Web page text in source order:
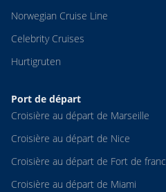
Norwegian Cruise Line
Celebrity Cruises
Hurtigruten
Port de départ
Croisière au départ de Marseille
Croisière au départ de Nice
Croisière au départ de Fort de
Croisière au départ de Miami